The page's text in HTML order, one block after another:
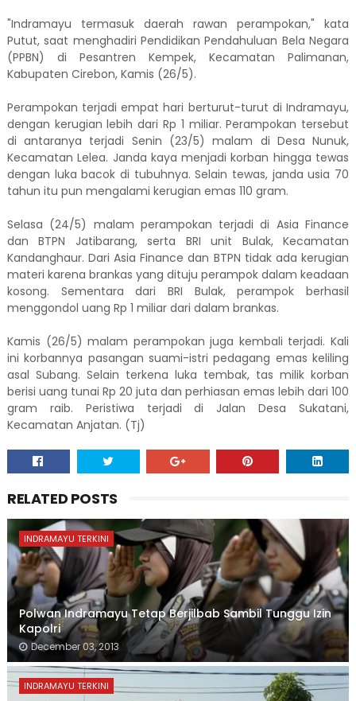
"Indramayu termasuk daerah rawan perampokan," kata
Putut, saat menghadiri Pendidikan Pendahuluan Bela Negara
(PPBN) di Pesantren Kempek, Kecamatan Palimanan,
Kabupaten Cirebon, Kamis (26/5).
Perampokan terjadi empat hari berturut-turut di Indramayu,
dengan kerugian lebih dari Rp 1 miliar. Perampokan tersebut
di antaranya terjadi Senin (23/5) malam di Desa Nunuk,
Kecamatan Lelea. Janda kaya menjadi korban hingga tewas
dengan luka bacok di tubuhnya. Selain tewas, janda usia 70
tahun itu pun mengalami kerugian emas 110 gram.
Selasa (24/5) malam perampokan terjadi di Asia Finance
dan BTPN Jatibarang, serta BRI unit Bulak, Kecamatan
Kandanghaur. Dari Asia Finance dan BTPN tidak ada kerugian
materi karena brankas yang dituju perampok dalam keadaan
kosong. Sementara dari BRI Bulak, perampok berhasil
menggondol uang Rp 1 miliar dari dalam brankas.
Kamis (26/5) malam perampokan juga kembali terjadi. Kali
ini korbannya pasangan suami-istri pedagang emas keliling
asal Subang. Selain terkena luka tembak, tas milik korban
berisi uang tunai Rp 20 juta dan perhiasan emas lebih dari 100
gram raib. Peristiwa terjadi di Jalan Desa Sukatani,
Kecamatan Anjatan. (Tj)
RELATED POSTS
INDRAMAYU TERKINI
Polwan Indramayu Tetap Berjilbab Sambil Tunggu Izin
Kapolri
December 03, 2013
INDRAMAYU TERKINI